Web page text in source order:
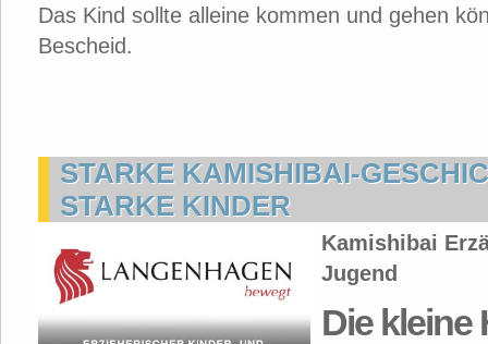
Das Kind sollte alleine kommen und gehen
Bescheid.
STARKE KAMISHIBAI-
STARKE KINDER
Kamishibai
Jugend
Die kleine